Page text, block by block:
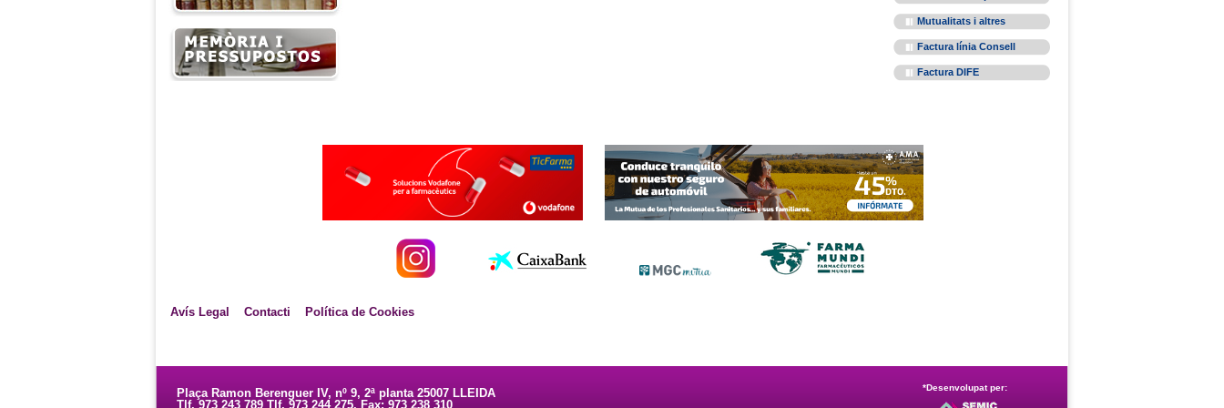
Mutualitats i altres
Factura línia Consell
Factura DIFE
Avís Legal Contacti Política de Cookies
Plaça Ramon Berenguer IV, nº 9, 2ª planta 25007 LLEIDA
Tlf. 973 243 789 Tlf. 973 244 275. Fax: 973 238 310
*Desenvolupat per: